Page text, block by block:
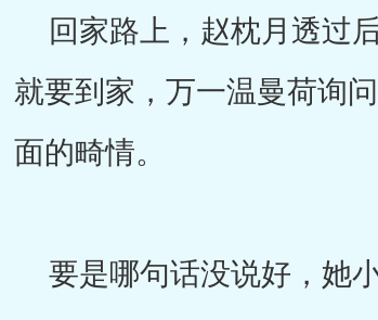
回家路上，赵枕月透过
就要到家，万一温曼荷询
面的畸情。
要是哪句话没说好，她小